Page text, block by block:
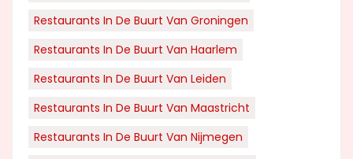
Restaurants In De Buurt Van Groningen
Restaurants In De Buurt Van Haarlem
Restaurants In De Buurt Van Leiden
Restaurants In De Buurt Van Maastricht
Restaurants In De Buurt Van Nijmegen